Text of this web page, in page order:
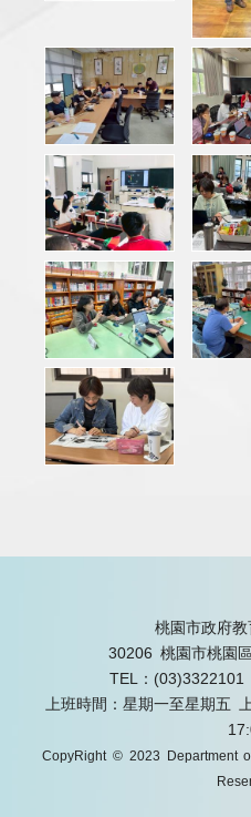
桃園市政府
30206 桃園市桃園
TEL：(03)3322101
上班時間：星期一至星期五
CopyRight © 2023 Department